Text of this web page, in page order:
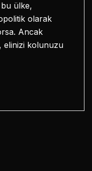
ülke,
olarak
Ancak
elinizi kolunuzu